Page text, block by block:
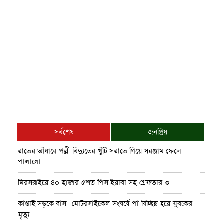
সর্বশেষ
জনপ্রিয়
রাতের আঁধারে পল্লী বিদ্যুতের খুঁটি সরাতে গিয়ে সরঞ্জাম ফেলে
পালালো
মিরসরাইয়ে ৪০ হাজার ৫শত পিস ইয়াবা সহ গ্রেফতার-৩
কাপ্তাই সড়কে বাস- মোটরসাইকেল সংঘর্ষে পা বিচ্ছিন্ন হয়ে যুবকের
মৃত্যু